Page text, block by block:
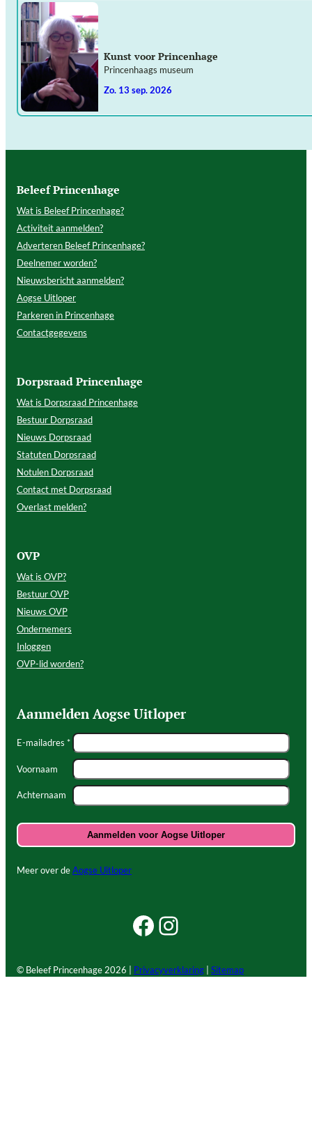
Kunst voor Princenhage
Princenhaags museum
zo. 13 sep. 2026
Beleef Princenhage
Wat is Beleef Princenhage?
Activiteit aanmelden?
Adverteren Beleef Princenhage?
Deelnemer worden?
Nieuwsbericht aanmelden?
Aogse Uitloper
Parkeren in Princenhage
Contactgegevens
Dorpsraad Princenhage
Wat is Dorpsraad Princenhage
Bestuur Dorpsraad
Nieuws Dorpsraad
Statuten Dorpsraad
Notulen Dorpsraad
Contact met Dorpsraad
Overlast melden?
OVP
Wat is OVP?
Bestuur OVP
Nieuws OVP
Ondernemers
Inloggen
OVP-lid worden?
Aanmelden Aogse Uitloper
E-mailadres *
Voornaam
Achternaam
Meer over deAogse Uitloper
Facebook Beleef Princenhage
Instagram Beleef Princenhage
© Beleef Princenhage 2026 | Privacyverklaring Sitemap